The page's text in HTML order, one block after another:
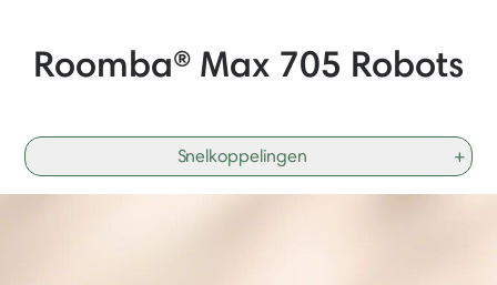
Roomba® Max 705 Robots
Snelkoppelingen +